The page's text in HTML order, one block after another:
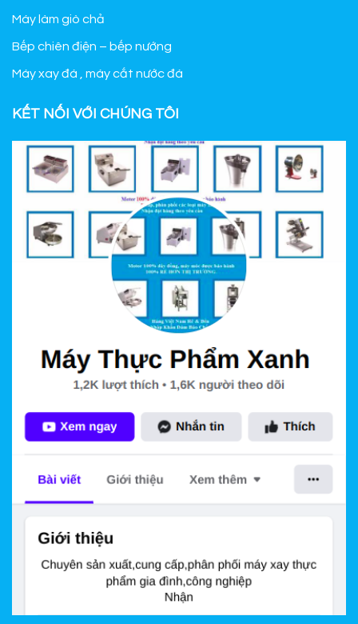
Máy làm giò chả
Bếp chiên điện – bếp nướng
Máy xay đá , máy cắt nước đá
KẾT NỐI VỚI CHÚNG TÔI